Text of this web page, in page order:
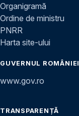
Organigramă
Ordine de ministru
PNRR
Harta site-ului
GUVERNUL ROMÂNIEI
www.gov.ro
TRANSPARENȚĂ